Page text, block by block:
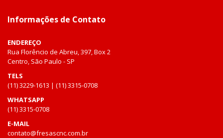
Informações de Contato
ENDEREÇO
Rua Florêncio de Abreu, 397, Box 2
Centro, São Paulo - SP
TELS
(11) 3229-1613 | (11) 3315-0708
WHATSAPP
(11) 3315-0708
E-MAIL
contato@fresascnc.com.br